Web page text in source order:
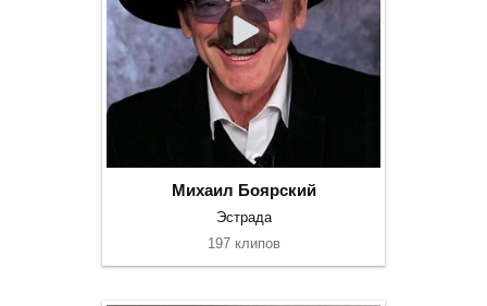
Михаил Боярский
Эстрада
197 клипов